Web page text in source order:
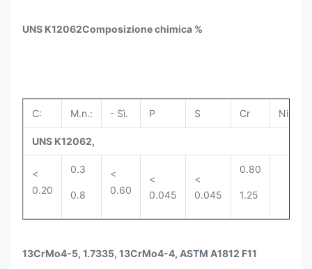
UNS K12062Composizione chimica %
C: M.n.: - Sì. P S Cr Ni
UNS K12062,
<
0.20
0.3
0.8
<
0.60
<
0.045
<
0.045
0.80
1.25
13CrMo4-5, 1.7335, 13CrMo4-4, ASTM A1812 F11